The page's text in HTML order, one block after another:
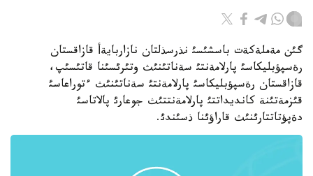
گئن مةملةكةت باسشئسئ نذرسذلتان نازاربايةأ قازاقستان
رةسپؤبليكاسئ پارلامةنتئ سةناتئنئث وتئرئسئنا قاتئسئپ،
قازاقستان رةسپؤبليكاسئ پارلامةنتئ سةناتئنئث ءتوراعاسئ
قئزمةتئنة كانديداتتئ پارلامةنتتئث جوعارئ پالاتاسئ
دةپؤتاتتارئنئث قاراؤئنا ذسئندئ.